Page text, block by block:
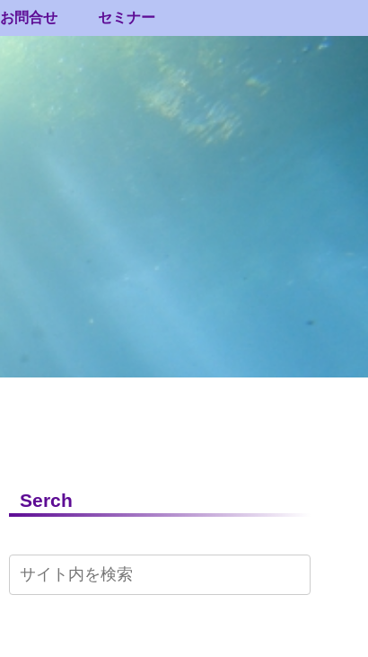
お問合せ セミナー
Serch